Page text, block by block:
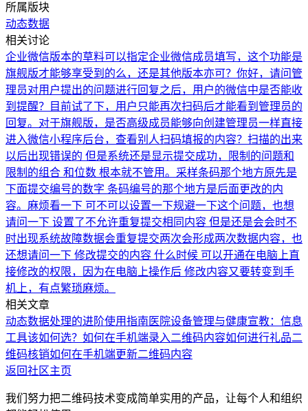
所属版块
动态数据
相关讨论
企业微信版本的草料可以指定企业微信成员填写，这个功能是
旗舰版才能够享受到的么，还是其他版本亦可？ 你好，请问管
理员对用户提出的问题进行回复之后，用户的微信中是否能收
到提醒？目前试了下，用户只能再次扫码后才能看到管理员的
回复。 对于旗舰版，是否高级成员能够向创建管理员一样直接
进入微信小程序后台，查看别人扫码填报的内容？ 扫描的出来
以后出现错误的 但是系统还是显示提交成功，限制的问题和
限制的组合 和位数 根本就不管用。采样条码那个地方原先是
下面提交编号的数字 条码编号的那个地方是后面更改的内
容。麻烦看一下 可不可以设置一下规避一下这个问题，也想
请问一下 设置了不允许重复提交相同内容 但是还是会会时不
时出现系统故障数据会重复提交两次会形成两次数据内容，也
还想请问一下 修改提交的内容 什么时候 可以开通在电脑上直
接修改的权限，因为在电脑上操作后 修改内容又要转变到手
机上，有点繁琐麻烦。
相关文章
动态数据处理的进阶使用指南 医院设备管理与健康宣教：信息
工具该如何选？ 如何在手机端录入二维码内容如何进行礼品二
维码核销如何在手机端更新二维码内容
返回社区主页
我们努力把二维码技术变成简单实用的产品，让每个人和组织